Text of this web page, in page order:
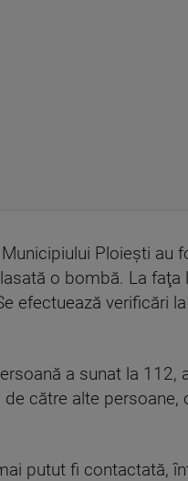
Ploieşti au
o bombă. La
efectuează verificări
a sunat la 112,
către alte
putut fi contactată,